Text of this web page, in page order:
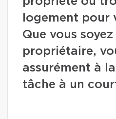
logement pour
Que vous
propriétaire,
assurément à
tâche à un